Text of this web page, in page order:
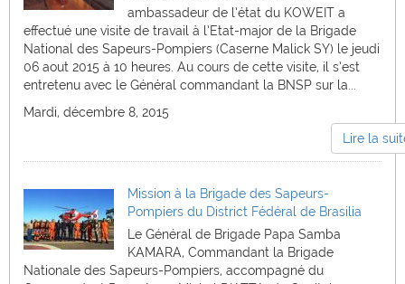
ambassadeur de l’état du KOWEIT a
effectué une visite de travail à l’Etat-major de la Brigade
National des Sapeurs-Pompiers (Caserne Malick SY) le jeudi
06 aout 2015 à 10 heures. Au cours de cette visite, il s’est
entretenu avec le Général commandant la BNSP sur la...
Mardi, décembre 8, 2015
Lire la
Mission à la Brigade des Sapeurs-
Pompiers du District Fédéral de Brasilia
Le Général de Brigade Papa Samba
KAMARA, Commandant la Brigade
Nationale des Sapeurs-Pompiers, accompagné du